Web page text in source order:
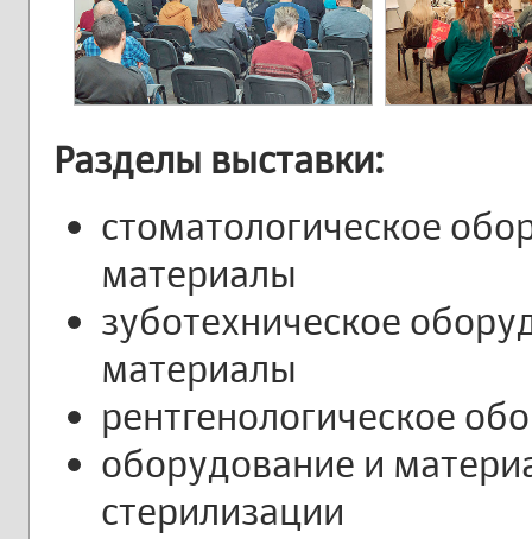
Разделы выставки:
стоматологическое
материалы
зуботехническое
материалы
рентгенологическое
оборудование и
стерилизации